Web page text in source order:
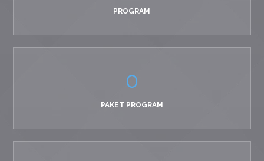
PROGRAM
0
PAKET PROGRAM